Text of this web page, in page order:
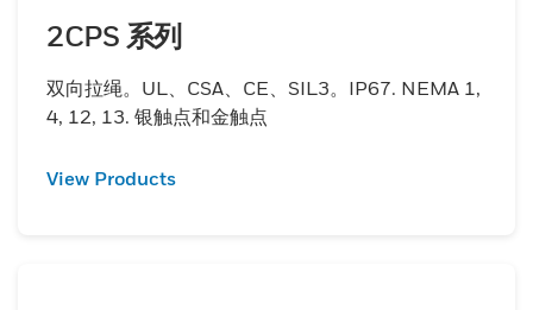
2CPS 系列
双向拉绳。UL、CSA、CE、SIL3。IP67. NEMA 1,
4, 12, 13. 银触点和金触点
View Products